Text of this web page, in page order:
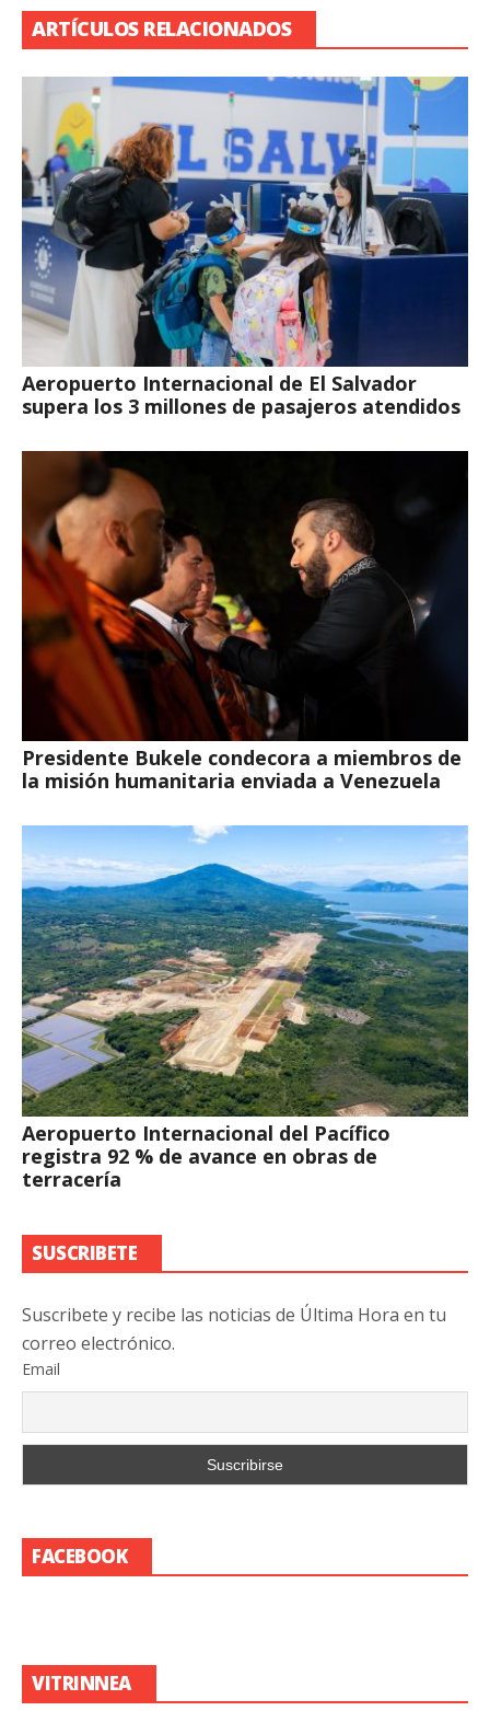
ARTÍCULOS RELACIONADOS
Aeropuerto Internacional de El Salvador
supera los 3 millones de pasajeros atendidos
Presidente Bukele condecora a miembros de
la misión humanitaria enviada a Venezuela
Aeropuerto Internacional del Pacífico
registra 92 % de avance en obras de
terracería
SUSCRIBETE
Suscribete y recibe las noticias de Última Hora en tu
correo electrónico.
Email
FACEBOOK
VITRINNEA